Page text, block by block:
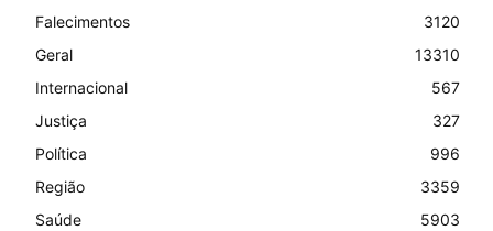
Falecimentos
3120
Geral
13310
Internacional
567
Justiça
327
Política
996
Região
3359
Saúde
5903